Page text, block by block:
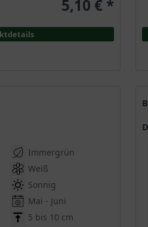
5,10 € *
Immergrün
Weiß
Sonnig
Mai - Juni
5 bis 10 cm